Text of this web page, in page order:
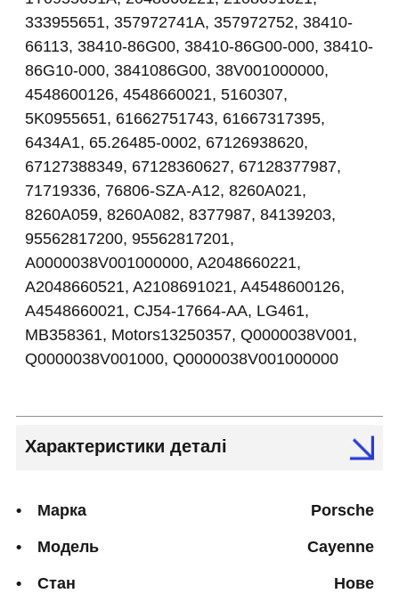
333955651, 357972741A, 357972752, 38410-
66113, 38410-86G00, 38410-86G00-000, 38410-
86G10-000, 3841086G00, 38V001000000,
4548600126, 4548660021, 5160307,
5K0955651, 61662751743, 61667317395,
6434A1, 65.26485-0002, 67126938620,
67127388349, 67128360627, 67128377987,
71719336, 76806-SZA-A12, 8260A021,
8260A059, 8260A082, 8377987, 84139203,
95562817200, 95562817201,
A0000038V001000000, A2048660221,
A2048660521, A2108691021, A4548600126,
A4548660021, CJ54-17664-AA, LG461,
MB358361, Motors13250357, Q0000038V001,
Q0000038V001000, Q0000038V001000000
Характеристики деталі
Марка Porsche
Модель Cayenne
Стан Нове